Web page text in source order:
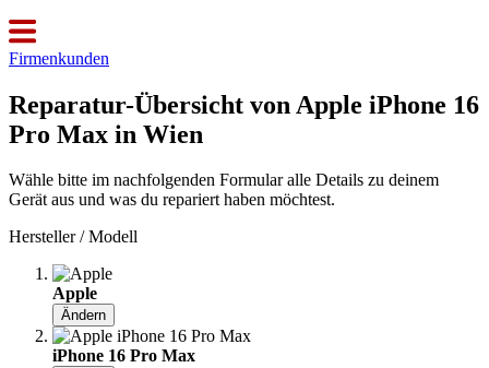
Firmenkunden
Reparatur-Übersicht von Apple iPhone 16
Pro Max in Wien
Wähle bitte im nachfolgenden Formular alle Details zu deinem
Gerät aus und was du repariert haben möchtest.
Hersteller / Modell
Apple
Ändern
iPhone 16 Pro Max